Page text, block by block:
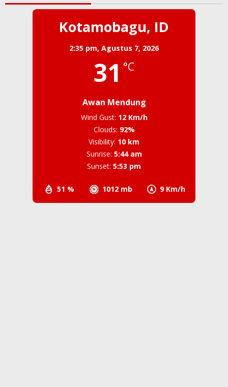
Kotamobagu, ID
2:35 pm, Agustus 7, 2026
31 °C
Awan Mendung
51 % 1012 mb 9 Km/h
Wind Gust: 12 Km/h
Clouds: 92%
Visibility: 10 km
Sunrise: 5:44 am
Sunset: 5:53 pm